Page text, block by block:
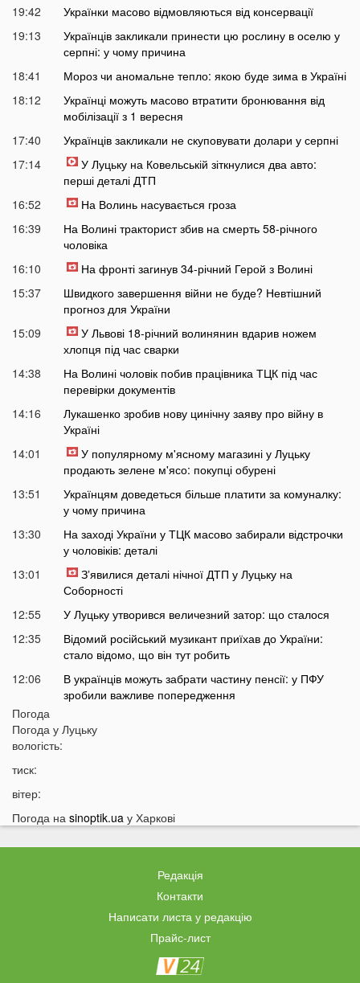
19:42
Українки масово відмовляються від консервації
19:13
Українців закликали принести цю рослину в оселю у
серпні: у чому причина
18:41
Мороз чи аномальне тепло: якою буде зима в Україні
18:12
Українці можуть масово втратити бронювання від
мобілізації з 1 вересня
17:40
Українців закликали не скуповувати долари у серпні
17:14
У Луцьку на Ковельській зіткнулися два авто:
перші деталі ДТП
16:52
На Волинь насувається гроза
16:39
На Волині тракторист збив на смерть 58-річного
чоловіка
16:10
На фронті загинув 34-річний Герой з Волині
15:37
Швидкого завершення війни не буде? Невтішний
прогноз для України
15:09
У Львові 18-річний волинянин вдарив ножем
хлопця під час сварки
14:38
На Волині чоловік побив працівника ТЦК під час
перевірки документів
14:16
Лукашенко зробив нову цинічну заяву про війну в
Україні
14:01
У популярному м'ясному магазині у Луцьку
продають зелене м'ясо: покупці обурені
13:51
Українцям доведеться більше платити за комуналку:
у чому причина
13:30
На заході України у ТЦК масово забирали відстрочки
у чоловіків: деталі
13:01
Зʼявилися деталі нічної ДТП у Луцьку на
Соборності
12:55
У Луцьку утворився величезний затор: що сталося
12:35
Відомий російський музикант приїхав до України:
стало відомо, що він тут робить
12:06
В українців можуть забрати частину пенсії: у ПФУ
зробили важливе попередження
11:34
гранатою
10:33
дронів РФ: що відбувається
На війні загинув волинянин, якого 16 місяців
вважали зниклим безвісти
Захід України пішов під воду після потужних злив
На Волині зіткнулися бус та мотоцикл: є
Погода
Погода у Луцьку
вологість:
тиск:
вітер:
Погода на sinoptik.ua у Харкові
Редакція
Контакти
Написати листа у редакцію
Прайс-лист